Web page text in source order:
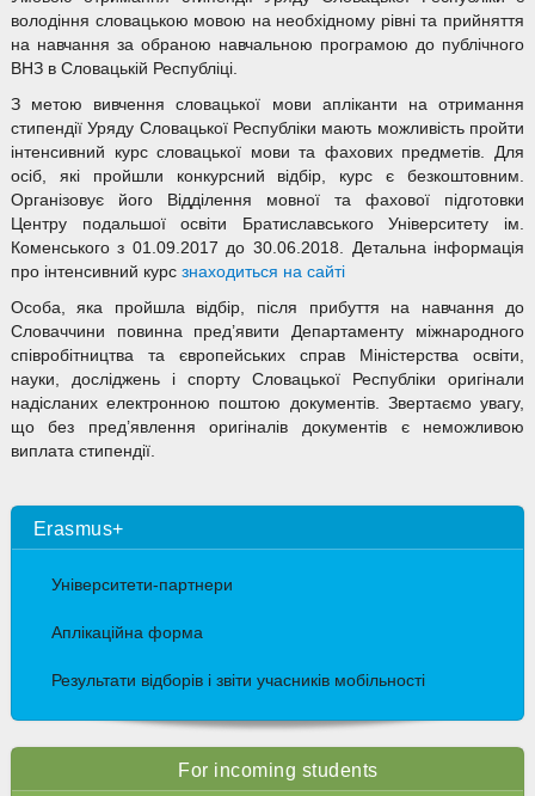
володіння словацькою мовою на необхідному рівні та прийняття
на навчання за обраною навчальною програмою до публічного
ВНЗ в Словацькій Республіці.
З метою вивчення словацької мови апліканти на отримання
стипендії Уряду Словацької Республіки мають можливість пройти
інтенсивний курс словацької мови та фахових предметів. Для
осіб, які пройшли конкурсний відбір, курс є безкоштовним.
Організовує його Відділення мовної та фахової підготовки
Центру подальшої освіти Братиславського Університету ім.
Коменського з 01.09.2017 до 30.06.2018. Детальна інформація
про інтенсивний курс знаходиться на сайті
Особа, яка пройшла відбір, після прибуття на навчання до
Словаччини повинна пред’явити Департаменту міжнародного
співробітництва та європейських справ Міністерства освіти,
науки, досліджень і спорту Словацької Республіки оригінали
надісланих електронною поштою документів. Звертаємо увагу,
що без пред’явлення оригіналів документів є неможливою
виплата стипендії.
Erasmus+
Університети-партнери
Аплікаційна форма
Результати відборів і звіти учасників мобільності
For incoming students